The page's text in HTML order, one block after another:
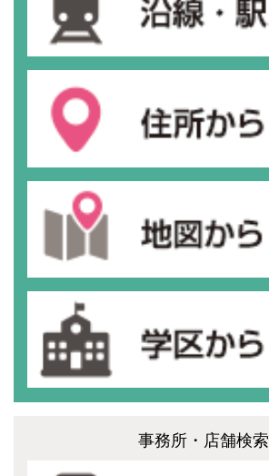
事務所・店舗検索